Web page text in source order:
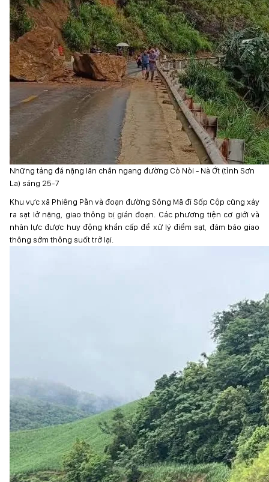
Những tảng đá nặng lăn chắn ngang đường Cò Nòi - Nà Ớt (tỉnh Sơn
La) sáng 25-7
Khu vực xã Phiêng Pằn và đoạn đường Sông Mã đi Sốp Cộp cũng xảy
ra sạt lở nặng, giao thông bị gián đoạn. Các phương tiện cơ giới và
nhân lực được huy động khẩn cấp để xử lý điểm sạt, đảm bảo giao
thông sớm thông suốt trở lại.